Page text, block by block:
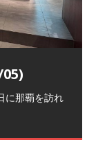
パー
与とス
に那覇を訪れ
スワ
ンジ
スト
新年の羽田
プー
01)
ク経由でチ